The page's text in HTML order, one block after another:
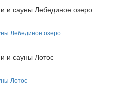
Лебединое озеро
Лотос